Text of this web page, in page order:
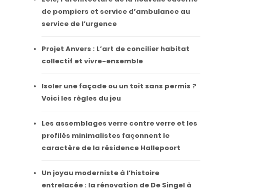
de pompiers et service d’ambulance au
service de l’urgence
Projet Anvers : L’art de concilier habitat
collectif et vivre-ensemble
Isoler une façade ou un toit sans permis ?
Voici les règles du jeu
Les assemblages verre contre verre et les
profilés minimalistes façonnent le
caractère de la résidence Hallepoort
Un joyau moderniste à l’histoire
entrelacée : la rénovation de De Singel à